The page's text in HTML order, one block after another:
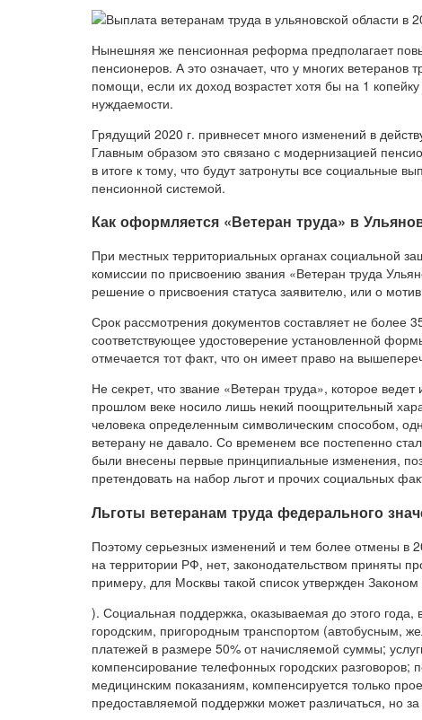
Нынешняя же пенсионная реформа предполагает
пенсионеров. А это означает, что у многих ветеранов
помощи, если их доход возрастет хотя бы на 1
нуждаемости.
Грядущий 2020 г. привнесет много изменений в
Главным образом это связано с модернизацией
в итоге к тому, что будут затронуты все социальные
пенсионной системой.
Как оформляется «Ветеран труда» в
При местных территориальных органах социальной
комиссии по присвоению звания «Ветеран труда
решение о присвоения статуса заявителю, или о
Срок рассмотрения документов составляет не более
соответствующее удостоверение установленной
отмечается тот факт, что он имеет право на
Не секрет, что звание «Ветеран труда», которое
прошлом веке носило лишь некий поощрительный
человека определенным символическим способом,
ветерану не давало. Со временем все постепенно
были внесены первые принципиальные изменения,
претендовать на набор льгот и прочих социальных
Льготы ветеранам труда федерального
Поэтому серьезных изменений и тем более отмены в
на территории РФ, нет, законодательством приняты
примеру, для Москвы такой список утвержден
). Социальная поддержка, оказываемая до этого
городским, пригородным транспортом (автобусным,
платежей в размере 50% от начисляемой суммы;
компенсирование телефонных городских разговоров;
медицинским показаниям, компенсируется только
предоставляемой поддержки может различаться, но за